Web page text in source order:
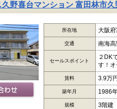
久野喜台マンション 富田林市久
所在地 大阪
交通 南海
セールスポイント
２DK
す！オ
賃料 3.9万
築年月 1986
規模 3階建